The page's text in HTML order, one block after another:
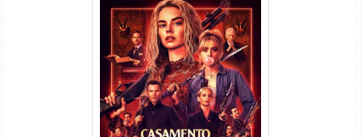
Casamento Sangrento: A
Viúva Torrent (2026) WEB-DL
720p/1080p/4K Dual Áudio